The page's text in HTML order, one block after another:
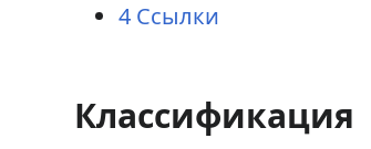
4 Ссылки
Классификация